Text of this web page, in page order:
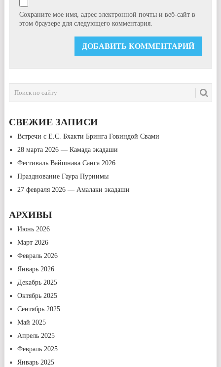
Сохраните мое имя, адрес электронной почты и веб-сайт в
этом браузере для следующего комментария.
СВЕЖИЕ ЗАПИСИ
Встречи с Е.С. Бхакти Бринга Говиндой Свами
28 марта 2026 — Камада экадаши
Фестиваль Вайшнава Санга 2026
Празднование Гаура Пурнимы
27 февраля 2026 — Амалаки экадаши
АРХИВЫ
Июнь 2026
Март 2026
Февраль 2026
Январь 2026
Декабрь 2025
Октябрь 2025
Сентябрь 2025
Май 2025
Апрель 2025
Февраль 2025
Январь 2025